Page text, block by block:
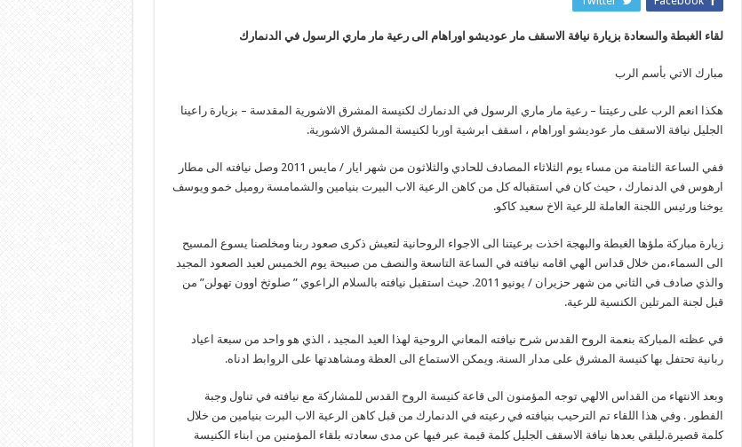
لقاء الغبطة والسعادة بزيارة نيافة الاسقف مار عوديشو اوراهام الى رعية مار ماري الرسول في الدنمارك
مبارك الاتي بأسم الرب
هكذا انعم الرب على رعيتنا – رعية مار ماري الرسول في الدنمارك لكنيسة المشرق الاشورية المقدسة – بزيارة راعينا
الجليل نيافة الاسقف مار عوديشو اوراهام ، اسقف ابرشية اوربا لكنيسة المشرق الاشورية.
ففي الساعة الثامنة من مساء يوم الثلاثاء المصادف للحادي والثلاثون من شهر ايار / مايس 2011 وصل نيافته الى مطار
ارهوس في الدنمارك ، حيث كان في استقباله كل من كاهن الرعية الاب البيرت بنيامين والشمامسة روميل خمو ويوسف
يوخنا ورئيس اللجنة العاملة للرعية الاخ سعيد كاكو.
زيارة مباركة ملؤها الغبطة والبهجة اخذت برعيتنا الى الاجواء الروحانية لتعيش ذكرى صعود ربنا ومخلصنا يسوع المسيح
الى السماء،من خلال قداس الهي اقامه نيافته في الساعة التاسعة والنصف من صبيحة يوم الخميس لعيد الصعود المجيد
والذي صادف في الثاني من شهر حزيران / يونيو 2011. حيث استقبل نيافته بالسلام الراعوي ” صلوثخ اوون تهولن” من
قبل لجنة المرتلين الكنسية للرعية.
في عظته المباركة بنعمة الروح القدس شرح نيافته المعاني الروحية لهذا العيد المجيد ، الذي هو واحد من سبعة اعياد
ربانية تحتفل بها كنيسة المشرق على مدار السنة. ويمكن الاستماع الى العظة ومشاهدتها على الروابط ادناه.
وبعد الانتهاء من القداس الالهي توجه المؤمنون الى قاعة كنيسة الروح القدس للمشاركة مع نيافته في تناول وجبة
الفطور . وفي هذا اللقاء تم الترحيب بنيافته في رعيته في الدنمارك من قبل كاهن الرعية الاب البرت بنيامين من خلال
كلمة قصيرة.ليلقي بعدها نيافة الاسقف الجليل كلمة قيمة عبر فيها عن مدى سعادته بلقاء المؤمنين من ابناء الكنيسة